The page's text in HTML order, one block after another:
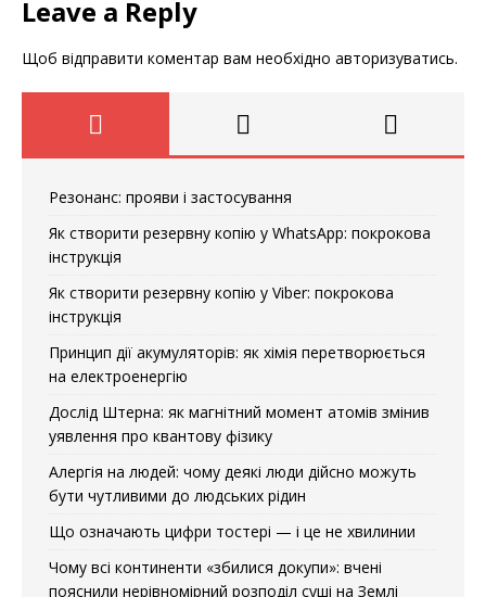
Leave a Reply
Щоб відправити коментар вам необхідно авторизуватись.
Резонанс: прояви і застосування
Як створити резервну копію у WhatsApp: покрокова
інструкція
Як створити резервну копію у Viber: покрокова
інструкція
Принцип дії акумуляторів: як хімія перетворюється
на електроенергію
Дослід Штерна: як магнітний момент атомів змінив
уявлення про квантову фізику
Алергія на людей: чому деякі люди дійсно можуть
бути чутливими до людських рідин
Що означають цифри тостері — і це не хвилинии
Чому всі континенти «збилися докупи»: вчені
пояснили нерівномірний розподіл суші на Землі